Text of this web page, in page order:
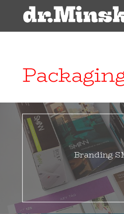
Branding